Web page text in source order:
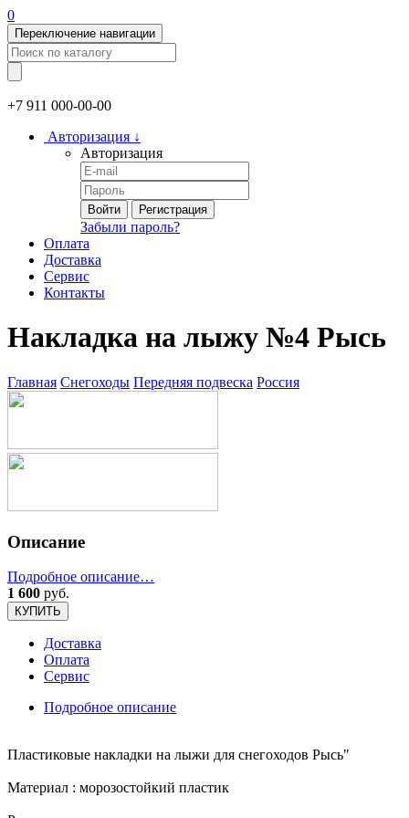
0
Переключение навигации
+7 911 000-00-00
Авторизация ↓
Авторизация
Войти Регистрация
Забыли пароль?
Оплата
Доставка
Сервис
Контакты
Накладка на лыжу №4 Рысь
Главная Снегоходы Передняя подвеска Россия
Описание
Подробное описание…
1 600 руб.
КУПИТЬ
Доставка
Оплата
Сервис
Подробное описание
Пластиковые накладки на лыжи для снегоходов Рысь"
Материал : морозостойкий пластик